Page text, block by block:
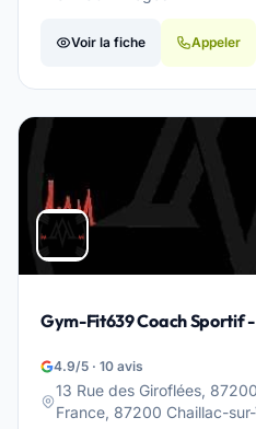
Voir la fiche Appeler
Gym-Fit639 Coach Sportif
4.9/5 · 10 avis
13 Rue des Giroflées,
France, 87200 Chaillac-